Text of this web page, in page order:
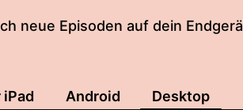
neue Episoden auf dein
iPad Android Desktop